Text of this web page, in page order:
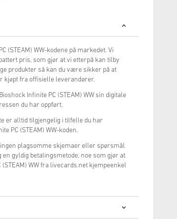
(STEAM) WW-kodene på markedet. Vi
pris, som gjør at vi etterpå kan tilby
produkter så kan du være sikker på at
kjøpt fra offisielle leverandører.
Infinite PC (STEAM) WW sin digitale
du har oppført.
er alltid tilgjengelig i tilfelle du har
PC (STEAM) WW-koden.
plagsomme skjemaer eller spørsmål
gyldig betalingsmetode, noe som gjør at
WW fra livecards.net kjempeenkel